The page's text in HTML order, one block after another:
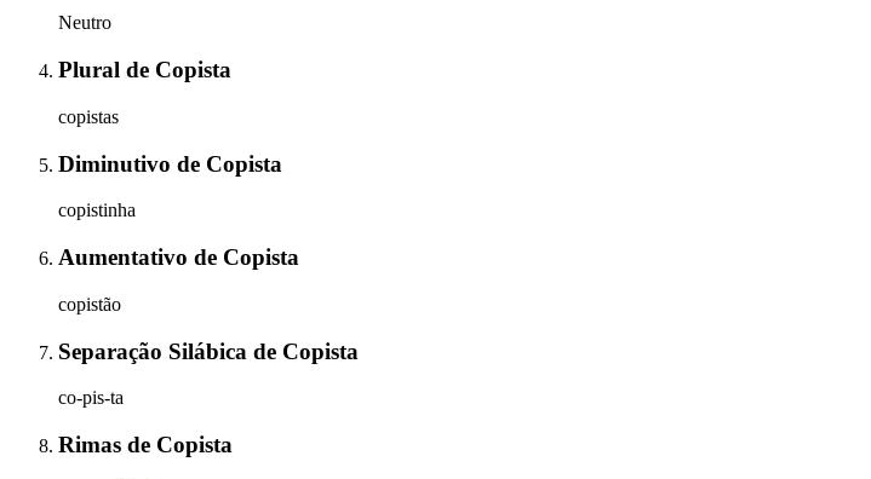
Neutro
Plural de Copista
copistas
Diminutivo de Copista
copistinha
Aumentativo de Copista
copistão
Separação Silábica de Copista
co-pis-ta
Rimas de Copista